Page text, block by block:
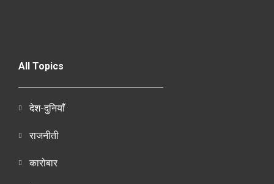
All Topics
देश-दुनियाँ
राजनीती
कारोबार